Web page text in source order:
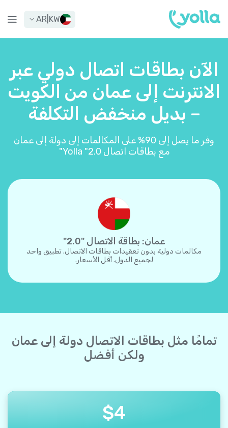
KW
AR
الآن بطاقات اتصال دولي عبر
الانترنت إلى عمان من الكويت
– بديل منخفض التكلفة
وفر ما يصل إلى 90% على المكالمات إلى دولة إلى عمان
مع بطاقات اتصال Yolla "2.0"
عمان: بطاقة الاتصال "2.0"
مكالمات دولية بدون تعقيدات بطاقات الاتصال. تطبيق واحد
لجميع الدول. أقل الأسعار.
تمامًا مثل بطاقات الاتصال دولة إلى عمان
ولكن أفضل
$4